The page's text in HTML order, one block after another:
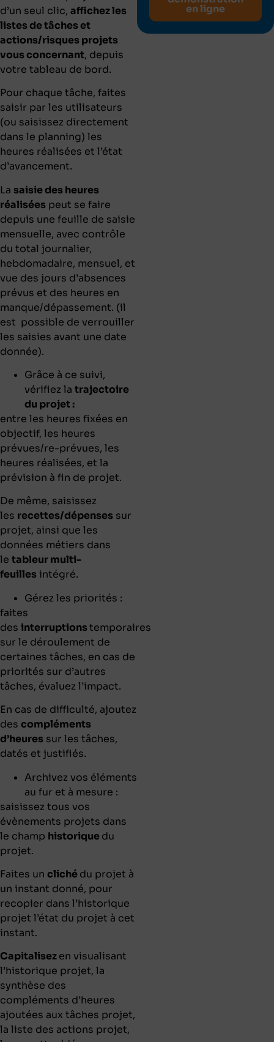
d’un seul clic, affichez les
listes de tâches et
actions/risques projets
vous concernant, depuis
votre tableau de bord.
Pour chaque tâche, faites
saisir par les utilisateurs
(ou saisissez directement
dans le planning) les
heures réalisées et l’état
d’avancement.
La saisie des heures
réalisées peut se faire
depuis une feuille de saisie
mensuelle, avec contrôle
du total journalier,
hebdomadaire, mensuel, et
vue des jours d’absences
prévus et des heures en
manque/dépassement. (il
est possible de verrouiller
les saisies avant une date
donnée).
Grâce à ce suivi,
vérifiez la trajectoire
du projet :
entre les heures fixées en
objectif, les heures
prévues/re-prévues, les
heures réalisées, et la
prévision à fin de projet.
De même, saisissez
les recettes/dépenses sur
projet, ainsi que les
données métiers dans
le tableur multi-
feuilles intégré.
Gérez les priorités :
faites
des interruptionstemporaires
sur le déroulement de
certaines tâches, en cas de
priorités sur d’autres
tâches, évaluez l’impact.
En cas de difficulté, ajoutez
des compléments
d’heures sur les tâches,
datés et justifiés.
Archivez vos éléments
au fur et à mesure :
saisissez tous vos
évènements projets dans
le champ historiquedu
projet.
Faites un clichédu projet à
un instant donné, pour
recopier dans l’historique
projet l’état du projet à cet
instant.
Capitalisezen visualisant
l’historique projet, la
synthèse des
compléments d’heures
ajoutées aux tâches projet,
la liste des actions projet,
en ligne